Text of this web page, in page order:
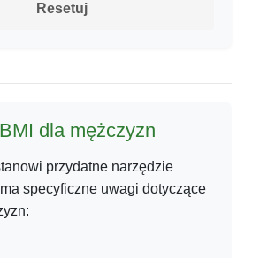
Resetuj
dla mężczyzn
przydatne narzędzie
specyficzne uwagi dotyczące